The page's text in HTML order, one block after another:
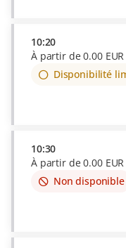
10:20
À partir de0.00 EUR
Disponibilité
10:30
À partir de0.00 EUR
Non disponible